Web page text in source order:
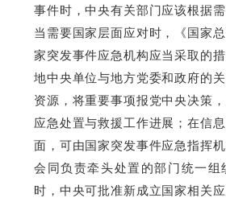
事件时，中央有关部门应该根据需
当需要国家层面应对时，《国家
家突发事件应急机构应当采取的
地中央单位与地方党委和政府的
资源，将重要事项报党中央决策
应急处置与救援工作进展；在信
面，可由国家突发事件应急指挥
会同负责牵头处置的部门统一组
时，中央可批准新成立国家相关